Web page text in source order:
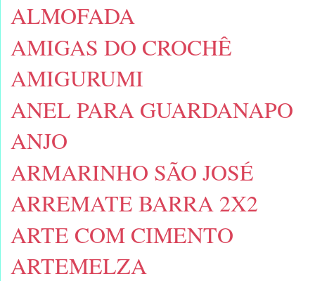
ALMOFADA
AMIGAS DO CROCHÊ
AMIGURUMI
ANEL PARA GUARDANAPO
ANJO
ARMARINHO SÃO JOSÉ
ARREMATE BARRA 2X2
ARTE COM CIMENTO
ARTEMELZA